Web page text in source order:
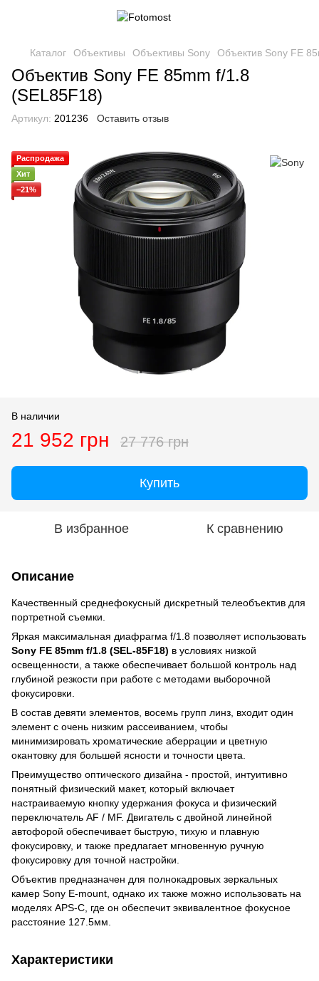
Каталог Объективы Объективы Sony Объектив Sony FE
Объектив Sony FE 85mm f/1.8
(SEL85F18)
Артикул: 201236 Оставить отзыв
Распродажа
Хит
−21%
В наличии
21 952 грн 27 776 грн
Купить
В избранное К сравнению
Описание
Качественный среднефокусный дискретный телеобъектив для
портретной съемки.
Яркая максимальная диафрагма f/1.8 позволяет использовать
Sony FE 85mm f/1.8 (SEL-85F18) в условиях низкой
освещенности, а также обеспечивает большой контроль над
глубиной резкости при работе с методами выборочной
фокусировки.
В состав девяти элементов, восемь групп линз, входит один
элемент с очень низким рассеиванием, чтобы
минимизировать хроматические аберрации и цветную
окантовку для большей ясности и точности цвета.
Преимущество оптического дизайна - простой, интуитивно
понятный физический макет, который включает
настраиваемую кнопку удержания фокуса и физический
переключатель AF / MF. Двигатель с двойной линейной
автофорой обеспечивает быструю, тихую и плавную
фокусировку, и также предлагает мгновенную ручную
фокусировку для точной настройки.
Объектив предназначен для полнокадровых зеркальных
камер Sony E-mount, однако их также можно использовать на
моделях APS-C, где он обеспечит эквивалентное фокусное
расстояние 127.5мм.
Характеристики